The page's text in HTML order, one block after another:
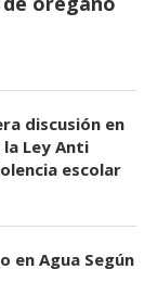
discusión en
la Ley Anti
escolar
en Agua Según